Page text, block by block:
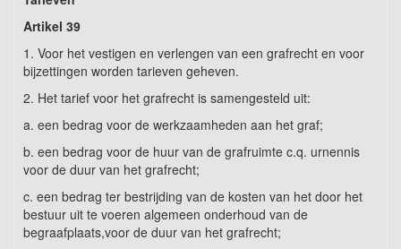
Artikel 39
1. Voor het vestigen en verlengen van een grafrecht en voor
bijzettingen worden tarieven geheven.
2. Het tarief voor het grafrecht is samengesteld uit:
a. een bedrag voor de werkzaamheden aan het graf;
b. een bedrag voor de huur van de grafruimte c.q. urnennis
voor de duur van het grafrecht;
c. een bedrag ter bestrijding van de kosten van het door het
bestuur uit te voeren algemeen onderhoud van de
begraafplaats,voor de duur van het grafrecht;